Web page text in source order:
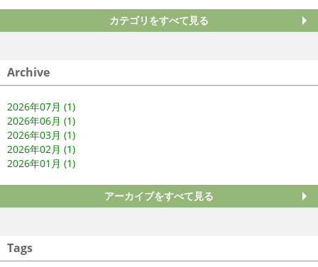
カテゴリをすべて見る
Archive
2026年07月 (1)
2026年06月 (1)
2026年03月 (1)
2026年02月 (1)
2026年01月 (1)
アーカイブをすべて見る
Tags